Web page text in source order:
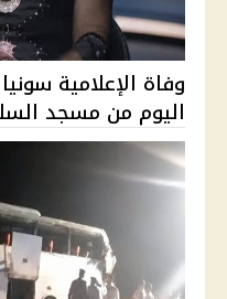
وفاة الإعلامية
اليوم من مسجد